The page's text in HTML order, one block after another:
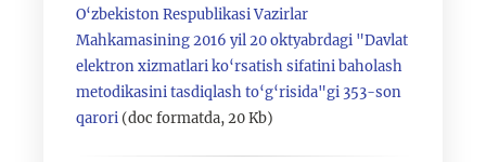
O‘zbekiston Respublikasi Vazirlar
Mahkamasining 2016 yil 20 oktyabrdagi "Davlat
elektron xizmatlari ko‘rsatish sifatini baholash
metodikasini tasdiqlash to‘g‘risida"gi 353-son
qarori (doc formatda, 20 Kb)